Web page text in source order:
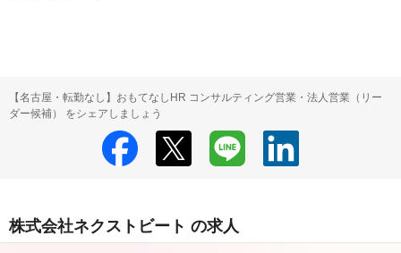
【名古屋・転勤なし】おもてなしHR コンサルティング営業・法人営業（リー
ダー候補） をシェアしましょう
株式会社ネクストビート の求人